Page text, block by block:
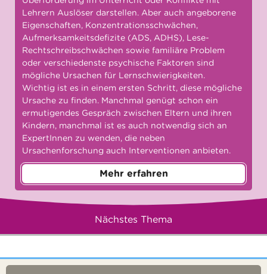
Lehrern Auslöser darstellen. Aber auch angeborene
Eigenschaften, Konzentrationsschwächen,
Aufmerksamkeitsdefizite (ADS, ADHS), Lese-
Rechtschreibschwächen sowie familiäre Problem
oder verschiedenste psychische Faktoren sind
mögliche Ursachen für Lernschwierigkeiten.
Wichtig ist es in einem ersten Schritt, diese mögliche
Ursache zu finden. Manchmal genügt schon ein
ermutigendes Gespräch zwischen Eltern und ihren
Kindern, manchmal ist es auch notwendig sich an
ExpertInnen zu wenden, die neben
Ursachenforschung auch Interventionen anbieten.
Mehr erfahren
Nächstes Thema